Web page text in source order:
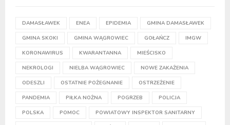
DAMASŁAWEK ENEA EPIDEMIA GMINA DAMASŁAWEK
GMINA SKOKI GMINA WĄGROWIEC GOŁAŃCZ IMGW
KORONAWIRUS KWARANTANNA MIEŚCISKO
NEKROLOGI NIELBA WĄGROWIEC NOWE ZAKAŻENIA
ODESZLI OSTATNIE POŻEGNANIE OSTRZEŻENIE
PANDEMIA PIŁKA NOŻNA POGRZEB POLICJA
POLSKA POMOC POWIATOWY INSPEKTOR SANITARNY